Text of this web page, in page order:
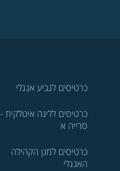
כרטיסים לגביע אנגלי
כרטיסים לליגה איטלקית -
סרייה א
כרטיסים למגן הקהילה
האנגלי